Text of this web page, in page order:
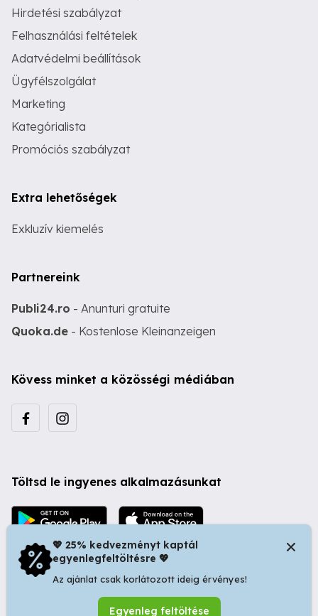
Hirdetési szabályzat
Felhasználási feltételek
Adatvédelmi beállítások
Ügyfélszolgálat
Marketing
Kategórialista
Promóciós szabályzat
Extra lehetőségek
Exkluzív kiemelés
Partnereink
Publi24.ro - Anunturi gratuite
Quoka.de - Kostenlose Kleinanzeigen
Kövess minket a közösségi médiában
Töltsd le ingyenes alkalmazásunkat
© 2026 Startapró S.R.L. | Bulevardul Dacia nr 34, Oradea
💖 25% kedvezményt kaptál
egyenlegfeltöltésre 💖
Az ajánlat csak korlátozott ideig érvényes!
Egyenleg feltöltése